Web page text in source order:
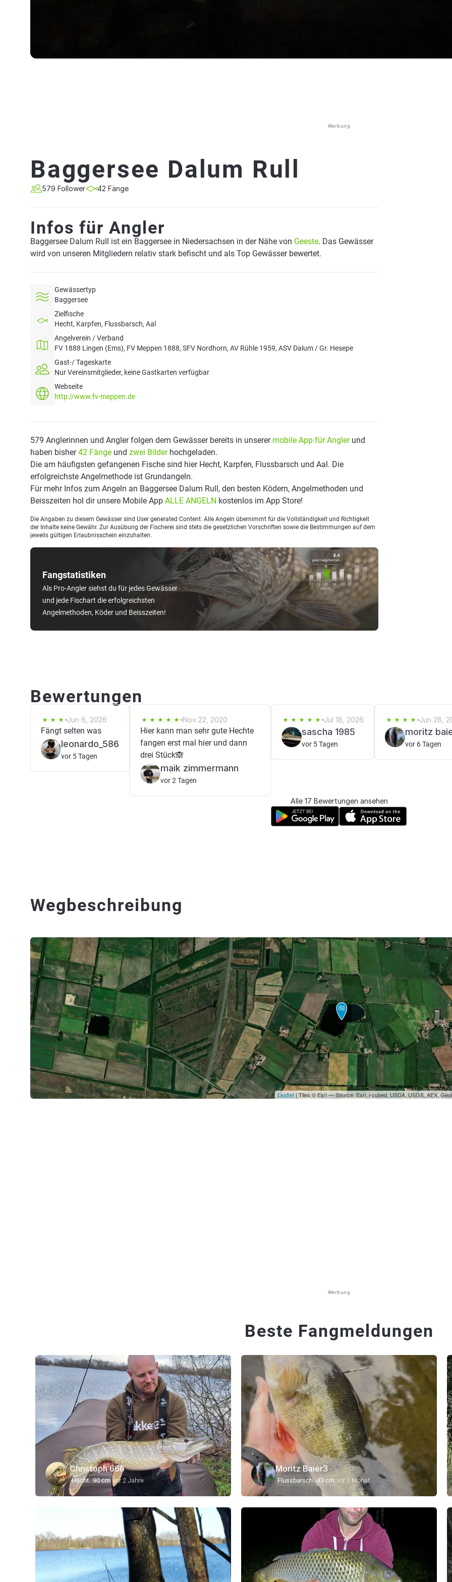
Werbung
Baggersee Dalum Rull
579 Follower 42 Fänge
Infos für Angler
Baggersee Dalum Rull ist ein Baggersee in Niedersachsen in der Nähe von Geeste. Das Gewässer
wird von unseren Mitgliedern relativ stark befischt und als Top Gewässer bewertet.
Gewässertyp
Baggersee
Zielfische
Hecht, Karpfen, Flussbarsch, Aal
Angelverein / Verband
FV 1888 Lingen (Ems), FV Meppen 1888, SFV Nordhorn, AV Rühle 1959, ASV Dalum / Gr. Hesepe
Gast-/ Tageskarte
Nur Vereinsmitglieder, keine Gastkarten verfügbar
Webseite
http://www.fv-meppen.de
Fangstatistiken
Als Pro-Angler siehst du für jedes Gewässer
und jede Fischart die erfolgreichsten
Angelmethoden, Köder und Beisszeiten!
579 Anglerinnen und Angler folgen dem Gewässer bereits in unserer mobile App für Anglerund
haben bisher42 Fänge und zwei Bilderhochgeladen.
Die am häufigsten gefangenen Fische sind hier Hecht, Karpfen, Flussbarsch und Aal. Die
erfolgreichste Angelmethode ist Grundangeln.
Für mehr Infos zum Angeln an Baggersee Dalum Rull, den besten Ködern, Angelmethoden und
Beisszeiten hol dir unsere Mobile App ALLE ANGELN kostenlos im App Store!
Die Angaben zu diesem Gewässer sind User generated Content. Alle Angeln übernimmt für die Vollständigkeit und Richtigkeit
der Inhalte keine Gewähr. Zur Ausübung der Fischerei sind stets die gesetzlichen Vorschriften sowie die Bestimmungen auf dem
jeweils gültigen Erlaubnisschein einzuhalten.
Bewertungen
Jun 6, 2026
Fängt selten was
leonardo_586
vor 5 Tagen
Nov 22, 2020
Hier kann man sehr gute Hechte
fangen erst mal hier und dann
drei Stück🙈
maik zimmermann
vor 2 Tagen
Jul 18, 2026
sascha 1985
vor 5 Tagen
Jun 28,
moritz
vor 6 Tagen
Alle 17 Bewertungen ansehen
Wegbeschreibung
Leaflet | Tiles © Esri — Source: Esri, i-cubed, USDA, USGS, AEX,
Werbung
Beste Fangmeldungen
Christoph 666
Hecht 90 cm vor 2 Jahre
Moritz Baier3
Flussbarsch 43 cm vor 1 Monat